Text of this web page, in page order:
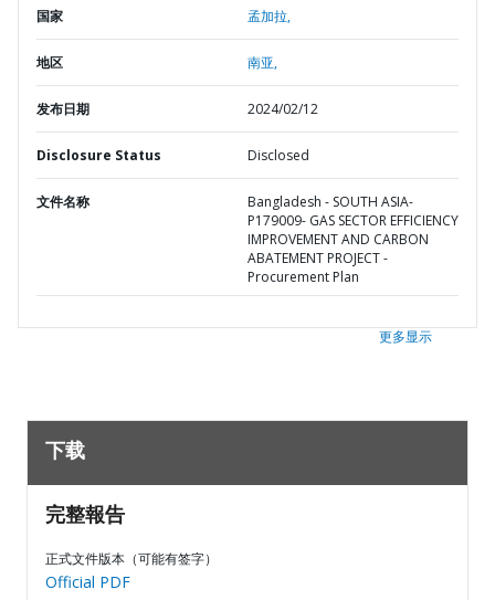
国家 孟加拉,
地区 南亚,
发布日期 2024/02/12
Disclosure Status Disclosed
文件名称
Bangladesh - SOUTH ASIA-
P179009- GAS SECTOR EFFICIENCY
IMPROVEMENT AND CARBON
ABATEMENT PROJECT -
Procurement Plan
更多显示
下载
完整報告
正式文件版本（可能有签字）
Official PDF